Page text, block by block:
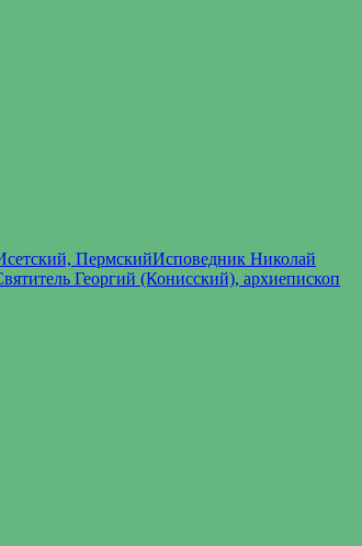
ПермскийИсповедник Николай
Георгий (Конисский), архиепископ